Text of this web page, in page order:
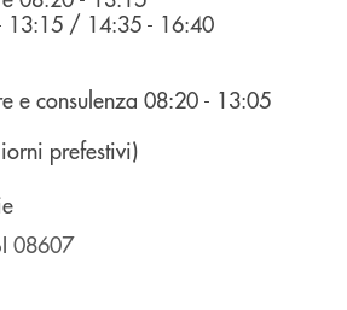
13:15 / 14:35 - 16:40
e consulenza 08:20 - 13:05
prefestivi)
08607